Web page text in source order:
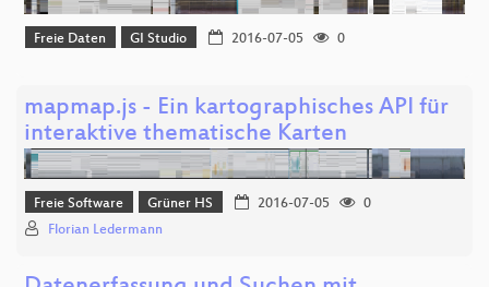
Freie Daten GI Studio 2016-07-05 0
mapmap.js - Ein kartographisches API für
interaktive thematische Karten
Freie Software Grüner HS 2016-07-05
0
Florian Ledermann